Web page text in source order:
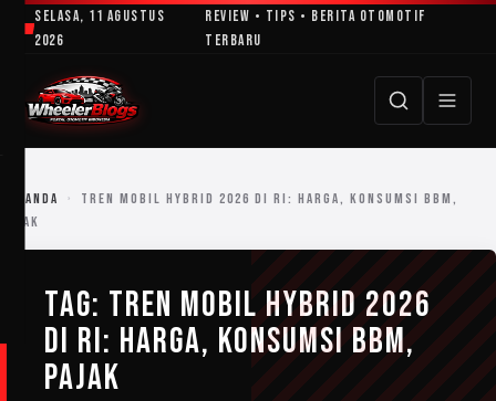
LewatiSelasa, 11 Agustus
2026
Review • Tips • Berita Otomotif
Terbaru
BERANDA ›
TREN MOBIL HYBRID 2026 DI RI: HARGA, KONSUMSI BBM,
PAJAK
TAG: TREN MOBIL HYBRID 2026
DI RI: HARGA, KONSUMSI BBM,
PAJAK